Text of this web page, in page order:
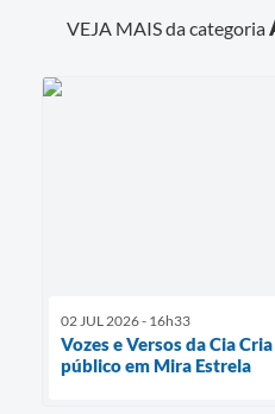
VEJA MAIS da categoria
02 JUL 2026 - 16h33
Vozes e Versos da Cia
público em Mira Estrela